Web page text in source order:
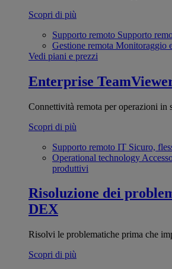
Scopri di più
Supporto remoto Supporto
Gestione remota Monitoraggio
Vedi piani e prezzi
Enterprise
Connettività remota per operazioni in
Scopri di più
Supporto remoto IT Sicuro,
Operational technology
produttivi
Risoluzione dei
DEX
Risolvi le problematiche prima che
Scopri di più